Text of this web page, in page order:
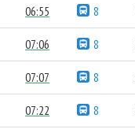
06:55 8
07:06 8
07:07 8
07:22 8